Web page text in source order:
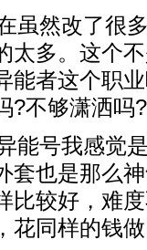
然改了很多
太多。这个
能者这个职
?不够潇洒吗?
号我感觉是
套也是那么
比较好，难
花同样的钱做